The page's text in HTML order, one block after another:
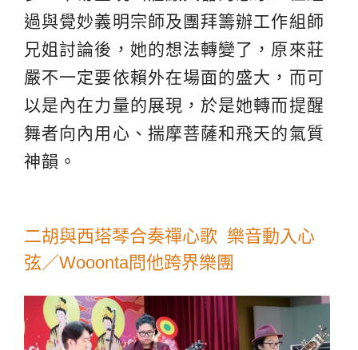
過與覺妙義明宗師及團拜籌辦工作組師
兄姐討論後，她的想法轉變了，原來莊
嚴不一定要依賴外在場面的盛大，而可
以是內在力量的展現，於是她轉而提醒
舞者向內用心、揣摩菩薩和飛天的氣質
神韻。
二胡與西塔琴合奏禪心歌 樂音動入心
弦／Wooonta問他跨界樂團